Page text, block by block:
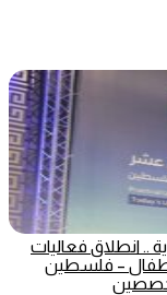
.. انطلاق فعاليات
– فلسطين